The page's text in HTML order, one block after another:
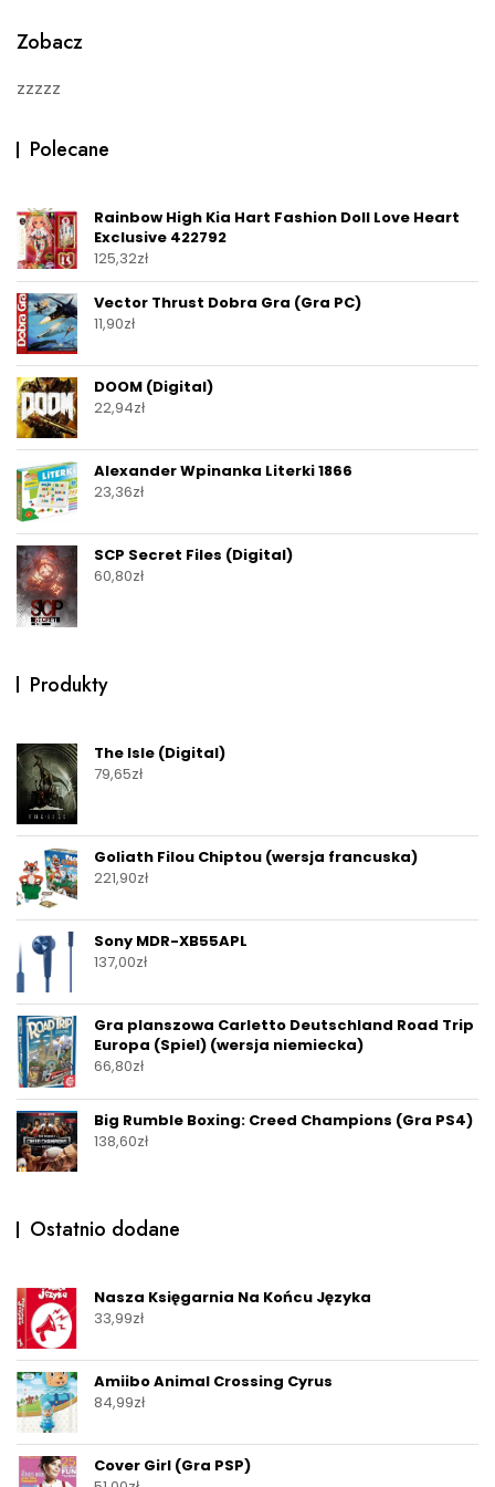
Zobacz
zzzzz
Polecane
Rainbow High Kia Hart Fashion Doll Love Heart
Exclusive 422792
125,32zł
Vector Thrust Dobra Gra (Gra PC)
11,90zł
DOOM (Digital)
22,94zł
Alexander Wpinanka Literki 1866
23,36zł
SCP Secret Files (Digital)
60,80zł
Produkty
The Isle (Digital)
79,65zł
Goliath Filou Chiptou (wersja francuska)
221,90zł
Sony MDR-XB55APL
137,00zł
Gra planszowa Carletto Deutschland Road Trip
Europa (Spiel) (wersja niemiecka)
66,80zł
Big Rumble Boxing: Creed Champions (Gra PS4)
138,60zł
Ostatnio dodane
Nasza Księgarnia Na Końcu Języka
33,99zł
Amiibo Animal Crossing Cyrus
84,99zł
Cover Girl (Gra PSP)